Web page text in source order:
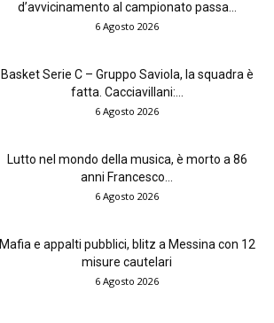
d’avvicinamento al campionato passa...
6 Agosto 2026
Basket Serie C – Gruppo Saviola, la squadra è
fatta. Cacciavillani:...
6 Agosto 2026
Lutto nel mondo della musica, è morto a 86
anni Francesco...
6 Agosto 2026
Mafia e appalti pubblici, blitz a Messina con 12
misure cautelari
6 Agosto 2026